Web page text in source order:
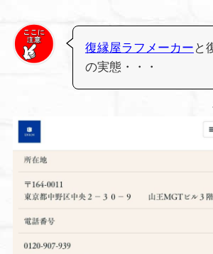
復縁屋ラフメーカー と
の実態・・・